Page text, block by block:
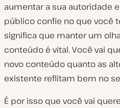
aumentar a sua autoridade
público confie no que você
significa que manter um
conteúdo é vital. Você vai
novo conteúdo quanto as
existente reflitam bem no
É por isso que você vai